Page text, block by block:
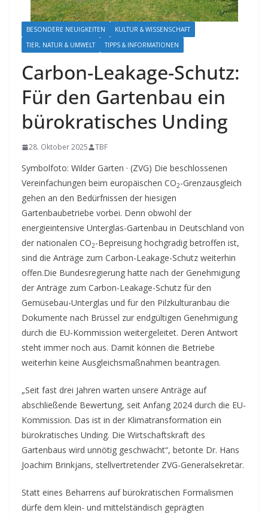
BESONDERE NEUIGKEITEN
KULTUR & WISSENSCHAFT
TIER, NATUR & UMWELT
TIPPS & INFORMATIONEN
Carbon-Leakage-Schutz:
Für den Gartenbau ein
bürokratisches Unding
28. Oktober 2025 TBF
Symbolfoto: Wilder Garten · (ZVG) Die beschlossenen
Vereinfachungen beim europäischen CO2-Grenzausgleich
gehen an den Bedürfnissen der hiesigen
Gartenbaubetriebe vorbei. Denn obwohl der
energieintensive Unterglas-Gartenbau in Deutschland von
der nationalen CO2-Bepreisung hochgradig betroffen ist,
sind die Anträge zum Carbon-Leakage-Schutz weiterhin
offen.Die Bundesregierung hatte nach der Genehmigung
der Anträge zum Carbon-Leakage-Schutz für den
Gemüsebau-Unterglas und für den Pilzkulturanbau die
Dokumente nach Brüssel zur endgültigen Genehmigung
durch die EU-Kommission weitergeleitet. Deren Antwort
steht immer noch aus. Damit können die Betriebe
weiterhin keine Ausgleichsmaßnahmen beantragen.
„Seit fast drei Jahren warten unsere Anträge auf
abschließende Bewertung, seit Anfang 2024 durch die EU-
Kommission. Das ist in der Klimatransformation ein
bürokratisches Unding. Die Wirtschaftskraft des
Gartenbaus wird unnötig geschwächt“, betonte Dr. Hans
Joachim Brinkjans, stellvertretender ZVG-Generalsekretär.
Statt eines Beharrens auf bürokratischen Formalismen
dürfe dem klein- und mittelständisch geprägten